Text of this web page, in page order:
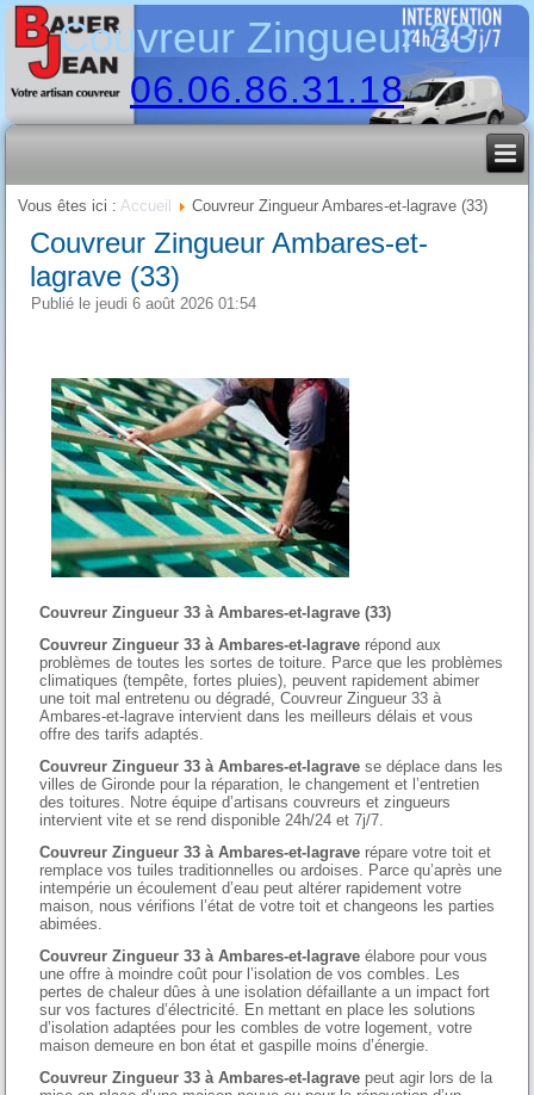
Couvreur Zingueur 33
06.06.86.31.18
Vous êtes ici :Accueil Couvreur Zingueur Ambares-et-lagrave (33)
Couvreur Zingueur Ambares-et-
lagrave (33)
Publié le jeudi 6 août 2026 01:54
Couvreur Zingueur 33 à Ambares-et-lagrave (33)
Couvreur Zingueur 33 à Ambares-et-lagrave répond aux
problèmes de toutes les sortes de toiture. Parce que les problèmes
climatiques (tempête, fortes pluies), peuvent rapidement abimer
une toit mal entretenu ou dégradé, Couvreur Zingueur 33 à
Ambares-et-lagrave intervient dans les meilleurs délais et vous
offre des tarifs adaptés.
Couvreur Zingueur 33 à Ambares-et-lagravese déplace dans les
villes de Gironde pour la réparation, le changement et l’entretien
des toitures. Notre équipe d’artisans couvreurs et zingueurs
intervient vite et se rend disponible 24h/24 et 7j/7.
Couvreur Zingueur 33 à Ambares-et-lagrave répare votre toit et
remplace vos tuiles traditionnelles ou ardoises. Parce qu’après une
intempérie un écoulement d’eau peut altérer rapidement votre
maison, nous vérifions l’état de votre toit et changeons les parties
abimées.
Couvreur Zingueur 33 à Ambares-et-lagraveélabore pour vous
une offre à moindre coût pour l’isolation de vos combles. Les
pertes de chaleur dûes à une isolation défaillante a un impact fort
sur vos factures d’électricité. En mettant en place les solutions
d’isolation adaptées pour les combles de votre logement, votre
maison demeure en bon état et gaspille moins d’énergie.
Couvreur Zingueur 33 à Ambares-et-lagrave peut agir lors de la